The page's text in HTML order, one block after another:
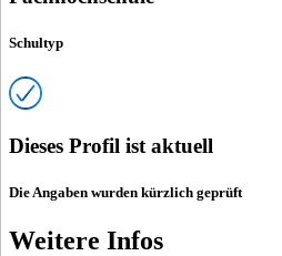
Schultyp
Dieses Profil ist aktuell
Die Angaben wurden kürzlich geprüft
Weitere Infos